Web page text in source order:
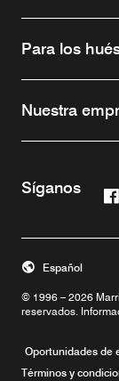
Para los
Nuestra
Síganos
© 1996 – 2026
reservados.
Español
Oportunidades de
Términos y